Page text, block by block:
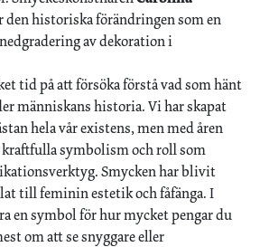
den historiska förändringen som en
av dekoration i
tid på att försöka förstå vad som hänt
människans historia. Vi har skapat
hela vår existens, men med åren
symbolism och roll som
Smycken har blivit
till feminin estetik och fåfänga. I
en symbol för hur mycket pengar du
om att se snyggare eller